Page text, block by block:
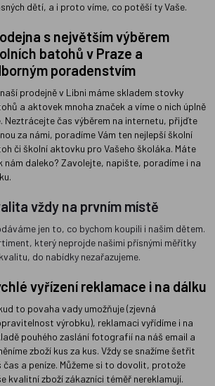
dětí, a i proto víme, co potěší ty Vaše.
s největším výběrem
batohů v Praze a
poradenstvím
prodejně v Libni máme skladem stovky
a aktovek mnoha značek a víme o nich úplně
Neztrácejte čas výběrem na internetu, přijďte
za námi, poradíme Vám ten nejlepší školní
či školní aktovku pro Vašeho školáka. Máte
nám daleko? Zavolejte, napište, poradíme i na
vždy na prvním místě
jen to, co bychom koupili i našim dětem.
který neprojde našimi přísnými měřítky
do nabídky nezařazujeme.
vyřízení reklamace i na dálku
to povaha vady umožňuje (zjevná
výrobku), reklamaci vyřídíme i na
pouhého zaslání fotografií na náš email a
zboží kus za kus. Vždy se snažíme šetřit
čas a peníze. Můžeme si to dovolit, protože
kvalitní zboží zákazníci téměř nereklamují.